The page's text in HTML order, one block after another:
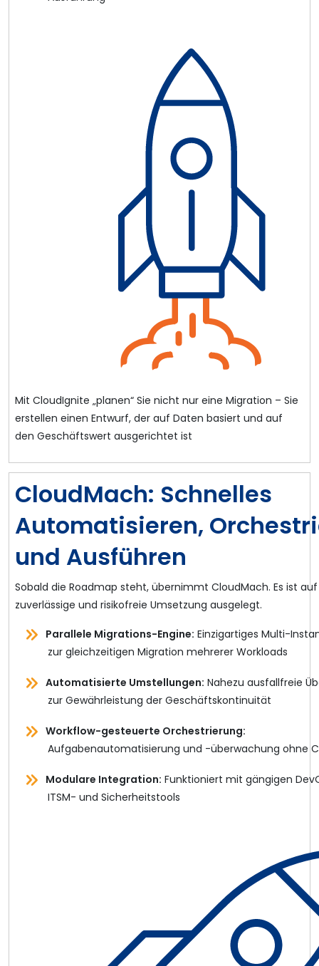
Mit CloudIgnite „planen“ Sie nicht nur eine Migration – Sie
erstellen einen Entwurf, der auf Daten basiert und auf
den Geschäftswert ausgerichtet ist
CloudMach: Schnelles
Automatisieren,
und Ausführen
Sobald die Roadmap steht, übernimmt CloudMach. Es ist
zuverlässige und risikofreie Umsetzung ausgelegt.
Parallele Migrations-Engine: Einzigartiges Multi-
zur gleichzeitigen Migration mehrerer Workloads
Automatisierte Umstellungen: Nahezu ausfallfreie
zur Gewährleistung der Geschäftskontinuität
Workflow-gesteuerte Orchestrierung:
Aufgabenautomatisierung und -überwachung ohne
Modulare Integration: Funktioniert mit gängigen
ITSM- und Sicherheitstools